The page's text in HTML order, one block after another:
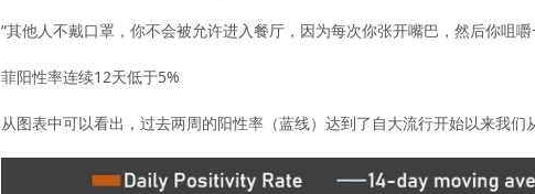
“其他人不戴口罩，你不会被允许进入餐厅，因为每次你张开嘴巴，然后你咀
菲阳性率连续12天低于5%
从图表中可以看出，过去两周的阳性率（蓝线）达到了自大流行开始以来我们